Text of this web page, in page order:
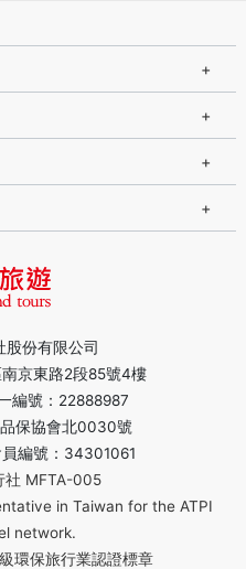
股份有限公司
京東路2段85號4樓
編號：22888987
保協會北0030號
編號：34301061
社 MFTA-005
in Taiwan for the ATPI
network.
環保旅行業認證標章